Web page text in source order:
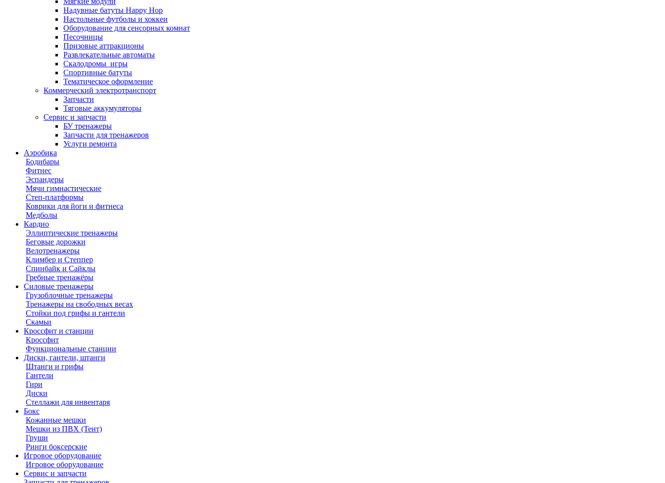
Надувные батуты Happy Hop
Настольные футболы и хоккеи
Оборудование для сенсорных комнат
Песочницы
Призовые аттракционы
Развлекательные автоматы
Скалодромы_игры
Спортивные батуты
Тематическое оформление
Коммерческий электротранспорт
Запчасти
Тяговые аккумуляторы
Сервис и запчасти
БУ тренажеры
Запчасти для тренажеров
Услуги ремонта
Аэробика
Бодибары
Фитнес
Эспандеры
Мячи гимнастические
Степ-платформы
Коврики для йоги и фитнеса
Медболы
Кардио
Эллиптические тренажеры
Беговые дорожки
Велотренажеры
Климбер и Степпер
Спинбайк и Сайклы
Гребные тренажёры
Силовые тренажеры
Грузоблочные тренажеры
Тренажеры на свободных весах
Стойки под грифы и гантели
Скамьи
Кроссфит и станции
Кроссфит
Функциональные станции
Диски, гантели, штанги
Штанги и грифы
Гантели
Гири
Диски
Стеллажи для инвентаря
Бокс
Кожанные мешки
Мешки из ПВХ (Тент)
Груши
Ринги боксерские
Игровое оборудование
Игровое оборудование
Сервис и запчасти